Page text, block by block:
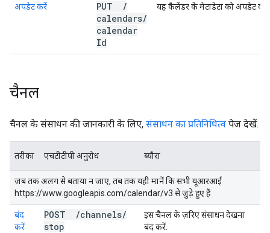
अपडेट करें PUT
/
calendars/
calendar
Id
यह कैलेंडर के मेटाडेटा को अपडेट
चैनल
चैनल के संसाधन की जानकारी के लिए, संसाधन का प्रतिनिधित्व पेज देखें.
तरीका एचटीटीपी अनुरोध ब्यौरा
जब तक अलग से बताया न जाए, तब तक यही मानें कि सभी यूआरआई
https://www.googleapis.com/calendar/v3 से जुड़े हुए हैं
बंद
करें
POST /channels/
stop
इस चैनल के ज़रिए संसाधन देखना
बंद करें.